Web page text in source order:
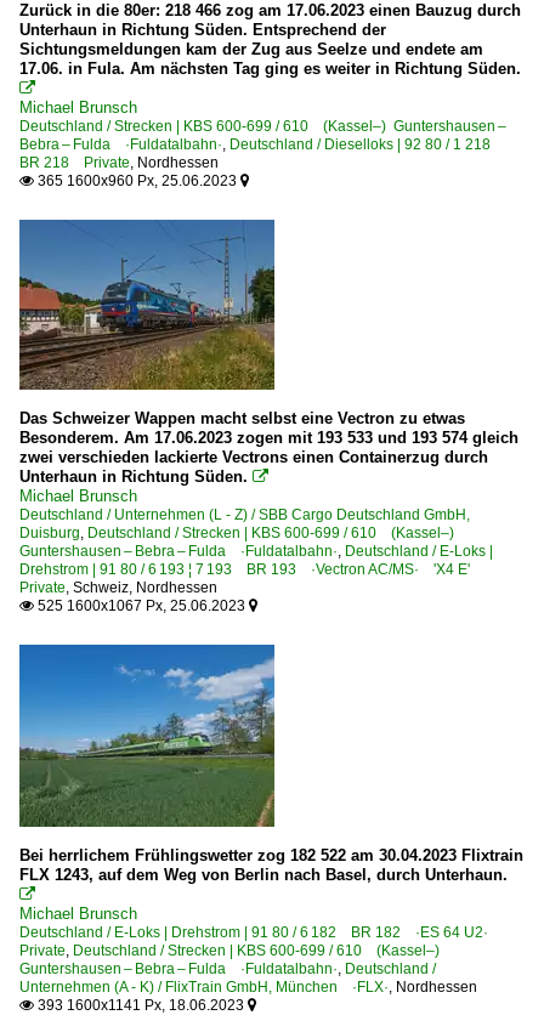
Zurück in die 80er: 218 466 zog am 17.06.2023 einen Bauzug durch
Unterhaun in Richtung Süden. Entsprechend der
Sichtungsmeldungen kam der Zug aus Seelze und endete am
17.06. in Fula. Am nächsten Tag ging es weiter in Richtung Süden.

Michael Brunsch
Deutschland / Strecken | KBS 600-699 / 610 (Kassel–) Guntershausen –
Bebra – Fulda ·Fuldatalbahn·, Deutschland / Dieselloks | 92 80 / 1 218
BR 218 Private, Nordhessen
 365 1600x960 Px, 25.06.2023 
Das Schweizer Wappen macht selbst eine Vectron zu etwas
Besonderem. Am 17.06.2023 zogen mit 193 533 und 193 574 gleich
zwei verschieden lackierte Vectrons einen Containerzug durch
Unterhaun in Richtung Süden. 
Michael Brunsch
Deutschland / Unternehmen (L - Z) / SBB Cargo Deutschland GmbH,
Duisburg, Deutschland / Strecken | KBS 600-699 / 610 (Kassel–)
Guntershausen – Bebra – Fulda ·Fuldatalbahn·, Deutschland / E-Loks |
Drehstrom | 91 80 / 6 193 ¦ 7 193 BR 193 ·Vectron AC/MS· 'X4 E'
Private, Schweiz, Nordhessen
 525 1600x1067 Px, 25.06.2023 
Bei herrlichem Frühlingswetter zog 182 522 am 30.04.2023 Flixtrain
FLX 1243, auf dem Weg von Berlin nach Basel, durch Unterhaun.

Michael Brunsch
Deutschland / E-Loks | Drehstrom | 91 80 / 6 182 BR 182 ·ES 64 U2·
Private, Deutschland / Strecken | KBS 600-699 / 610 (Kassel–)
Guntershausen – Bebra – Fulda ·Fuldatalbahn·, Deutschland /
Unternehmen (A - K) / FlixTrain GmbH, München ·FLX·, Nordhessen
 393 1600x1141 Px, 18.06.2023 